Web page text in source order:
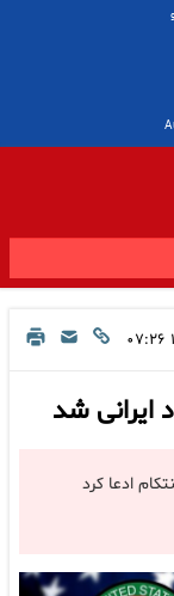
ایرانی شد
ادعا کرد